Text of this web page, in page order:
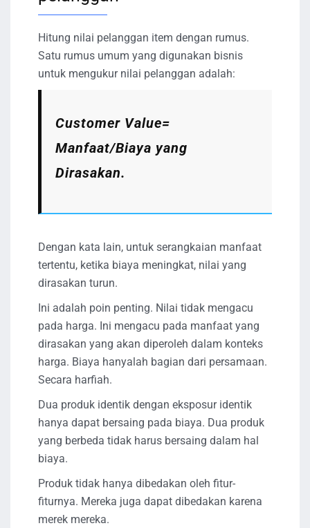
Hitung nilai pelanggan item dengan rumus.
Satu rumus umum yang digunakan bisnis
untuk mengukur nilai pelanggan adalah:
Customer Value=
Manfaat/Biaya yang
Dirasakan.
Dengan kata lain, untuk serangkaian manfaat
tertentu, ketika biaya meningkat, nilai yang
dirasakan turun.
Ini adalah poin penting. Nilai tidak mengacu
pada harga. Ini mengacu pada manfaat yang
dirasakan yang akan diperoleh dalam konteks
harga. Biaya hanyalah bagian dari persamaan.
Secara harfiah.
Dua produk identik dengan eksposur identik
hanya dapat bersaing pada biaya. Dua produk
yang berbeda tidak harus bersaing dalam hal
biaya.
Produk tidak hanya dibedakan oleh fitur-
fiturnya. Mereka juga dapat dibedakan karena
merek mereka.